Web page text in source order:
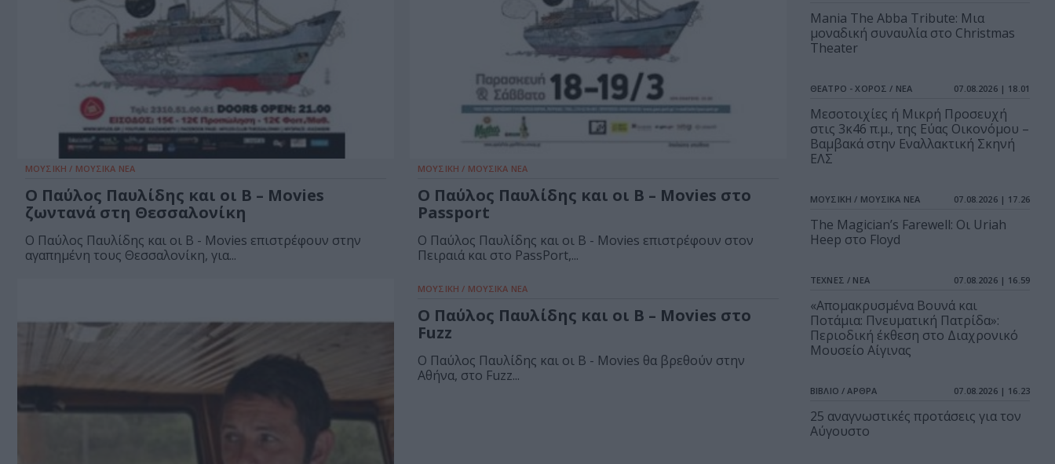
ΜΟΥΣΙΚΗ / ΜΟΥΣΙΚΑ ΝΕΑ
Ο Παύλος Παυλίδης και οι B – Movies
ζωντανά στη Θεσσαλονίκη
Ο Παύλος Παυλίδης και οι B - Movies επιστρέφουν στην
αγαπημένη τους Θεσσαλονίκη, για...
ΜΟΥΣΙΚΗ / ΜΟΥΣΙΚΑ ΝΕΑ
Ο Παύλος Παυλίδης και οι B – Movies στο
Passport
Ο Παύλος Παυλίδης και οι B - Movies επιστρέφουν στον
Πειραιά και στο PassPort,...
ΜΟΥΣΙΚΗ / ΜΟΥΣΙΚΑ ΝΕΑ
Ο Παύλος Παυλίδης και οι B – Movies στο
Fuzz
Ο Παύλος Παυλίδης και οι B - Movies θα βρεθούν στην
Αθήνα, στο Fuzz...
Mania The Abba Tribute: Μια
μοναδική συναυλία στο Christmas
Theater
ΘΕΑΤΡΟ - ΧΟΡΟΣ / ΝΕΑ 07.08.2026 | 18.01
Μεσοτοιχίες ή Μικρή Προσευχή
στις 3κ46 π.μ., της Εύας Οικονόμου –
Βαμβακά στην Εναλλακτική Σκηνή
ΕΛΣ
ΜΟΥΣΙΚΗ / ΜΟΥΣΙΚΑ ΝΕΑ 07.08.2026 | 17.26
The Magician’s Farewell: Οι Uriah
Heep στο Floyd
ΤΕΧΝΕΣ / ΝΕΑ 07.08.2026 | 16.59
«Απομακρυσμένα Βουνά και
Ποτάμια: Πνευματική Πατρίδα»:
Περιοδική έκθεση στο Διαχρονικό
Μουσείο Αίγινας
ΒΙΒΛΙΟ / ΑΡΘΡΑ 07.08.2026 | 16.23
25 αναγνωστικές προτάσεις για τον
Αύγουστο